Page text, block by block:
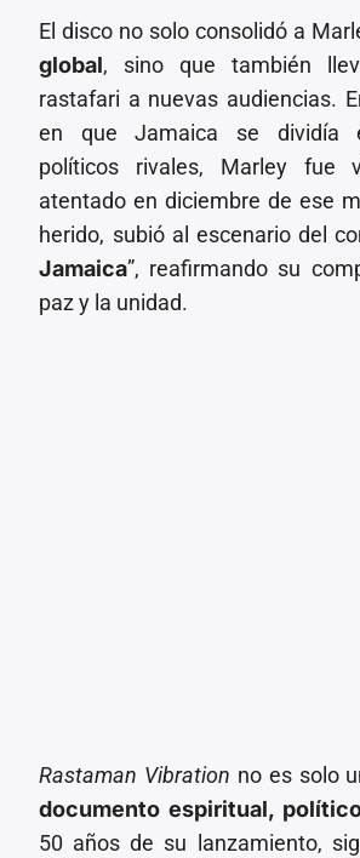
El disco no solo consolidó a
global, sino que también
rastafari a nuevas audiencias.
en que Jamaica se dividía
políticos rivales, Marley fue
atentado en diciembre de ese
herido, subió al escenario del
Jamaica”, reafirmando su
paz y la unidad.
Rastaman Vibration no es solo
documento espiritual,
50 años de su lanzamiento,